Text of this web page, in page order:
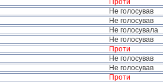
Проти
Не голосував
Не голосував
Не голосувала
Не голосував
Проти
Не голосував
Не голосував
Проти